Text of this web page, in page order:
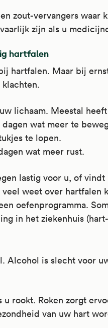
zout-vervangers waar
zijn als u
hartfalen
hartfalen. Maar bij
lichaam. Meestal
wat meer te
te lopen.
wat meer rust.
lastig voor u, of vindt
weet over hartfalen
oefenprogramma.
in het ziekenhuis
Alcohol is slecht voor
u rookt. Roken zorgt
van uw hart